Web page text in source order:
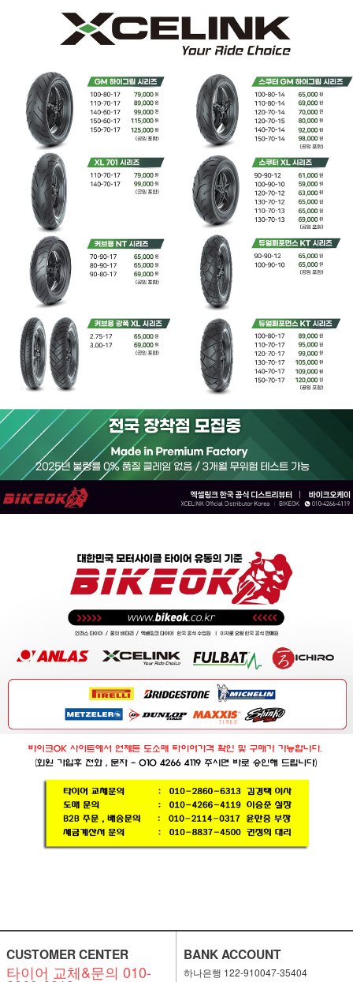
CUSTOMER CENTER
타이어 교체&문의 010-
BANK ACCOUNT
하나은행 122-910047-35404